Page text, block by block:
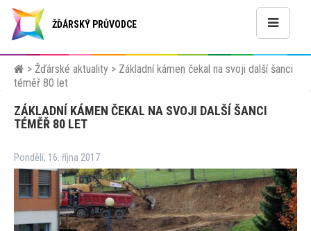
ŽĎÁRSKÝ PRŮVODCE
> Žďárské aktuality > Základní kámen čekal na svoji další šanci
téměř 80 let
ZÁKLADNÍ KÁMEN ČEKAL NA SVOJI DALŠÍ ŠANCI
TÉMĚŘ 80 LET
Pondělí, 16. října 2017